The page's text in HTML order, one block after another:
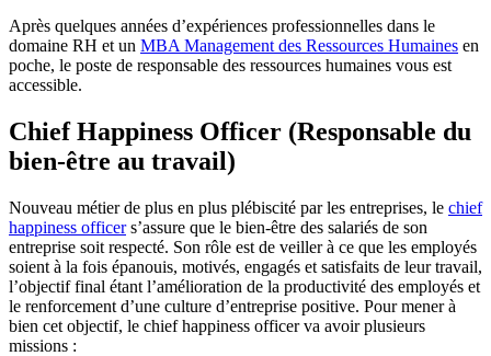
Après quelques années d’expériences professionnelles dans le
domaine RH et un MBA Management des Ressources Humaines en
poche, le poste de responsable des ressources humaines vous est
accessible.
Chief Happiness Officer (Responsable du
bien-être au travail)
Nouveau métier de plus en plus plébiscité par les entreprises, le chief
happiness officer s’assure que le bien-être des salariés de son
entreprise soit respecté. Son rôle est de veiller à ce que les employés
soient à la fois épanouis, motivés, engagés et satisfaits de leur travail,
l’objectif final étant l’amélioration de la productivité des employés et
le renforcement d’une culture d’entreprise positive. Pour mener à
bien cet objectif, le chief happiness officer va avoir plusieurs
missions :